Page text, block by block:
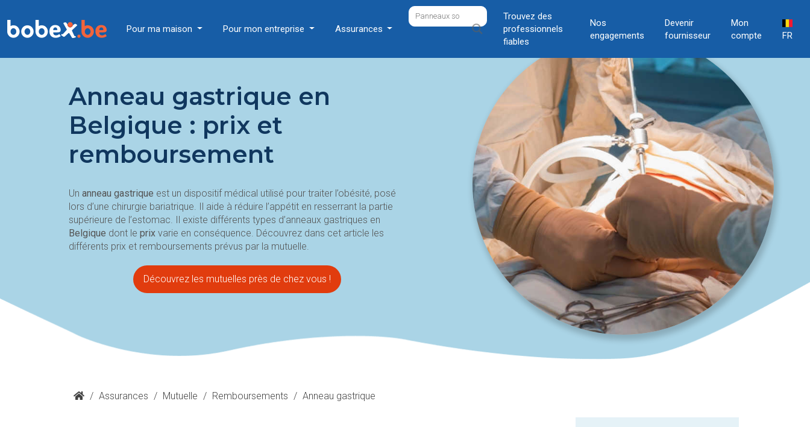
Pour ma maison Pour mon entreprise Assurances
Trouvez des
professionnels
fiables
Nos
engagements
Devenir
fournisseur
Mon
compte
FR
Anneau gastrique en
Belgique : prix et
remboursement
Un anneau gastrique est un dispositif médical utilisé pour traiter l’obésité, posé
lors d’une chirurgie bariatrique. Il aide à réduire l’appétit en resserrant la partie
supérieure de l’estomac. Il existe différents types d’anneaux gastriques en
Belgique dont le prix varie en conséquence. Découvrez dans cet article les
différents prix et remboursements prévus par la mutuelle.
Découvrez les mutuelles près de chez vous !
/ Assurances / Mutuelle / Remboursements / Anneau gastrique